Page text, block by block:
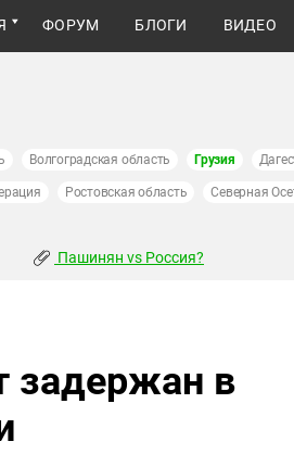
ФОРУМ БЛОГИ ВИДЕО
Волгоградская область Грузия
Ростовская область Северная
Пашинян vs Россия?
задержан в